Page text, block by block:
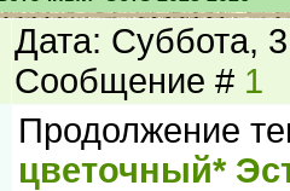
Дата: Суббота,
Сообщение # 1
Продолжение
цветочный*